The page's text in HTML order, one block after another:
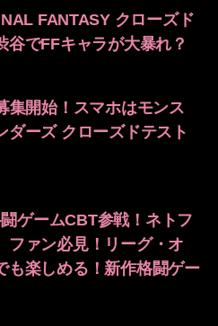
FANTASY クローズド
谷でFFキャラが大暴れ？
集開始！スマホはモンス
ダーズ クローズドテスト
ゲームCBT参戦！ネトフ
ファン必見！リーグ・オ
も楽しめる！新作格闘ゲー